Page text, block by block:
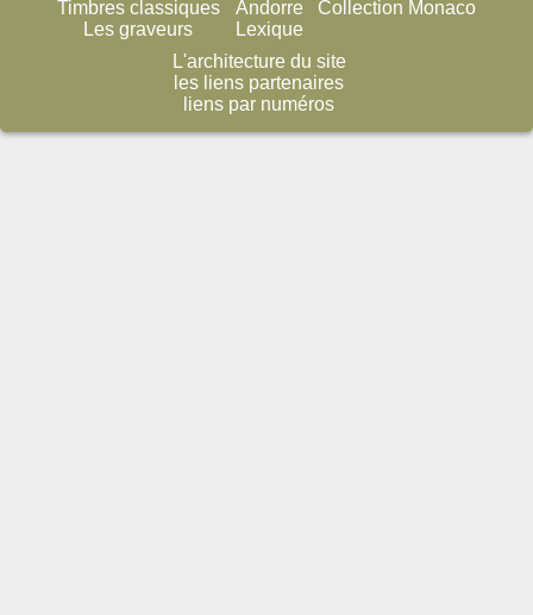
Timbres classiques
Les graveurs
Andorre
Lexique
Collection Monaco
L'architecture du site
les liens partenaires
liens par numéros